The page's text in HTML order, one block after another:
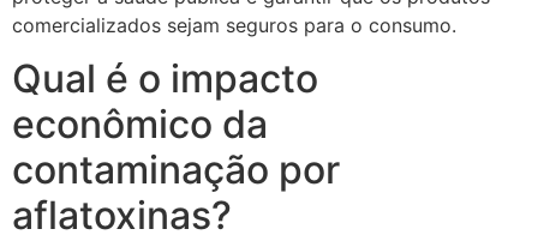
comercializados sejam seguros para o consumo.
Qual é o impacto
econômico da
contaminação por
aflatoxinas?